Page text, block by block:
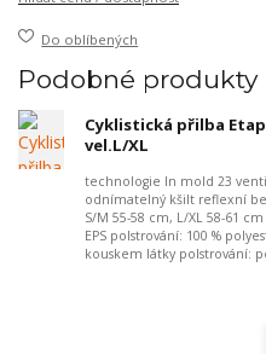
Do oblíbených
Podobné produkty
Cyklistická přilba
vel.L/XL
technologie In mold 23
odnímatelný kšilt reflexní
S/M 55-58 cm, L/XL 58-61
EPS polstrování: 100 %
kouskem látky polstrování: